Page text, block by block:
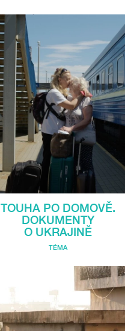
TOUHA PO DOMOVĚ.
DOKUMENTY
O UKRAJINĚ
TÉMA